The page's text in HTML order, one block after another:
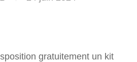
gratuitement un kit